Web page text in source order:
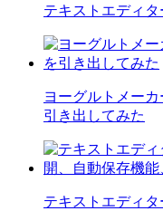
テキストエディタ
ヨーグルトメー
引き出してみた
テキストエディタ